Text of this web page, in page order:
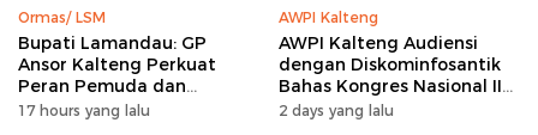
Ormas/ LSM
Bupati Lamandau: GP
Ansor Kalteng Perkuat
Peran Pemuda dan
Penanganan Karhutla
17 hours yang lalu
AWPI Kalteng
AWPI Kalteng Audiensi
dengan Diskominfosantik
Bahas Kongres Nasional II
AWPI
2 days yang lalu